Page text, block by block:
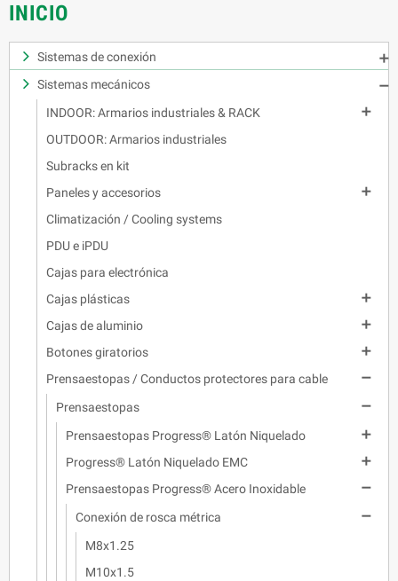
INICIO
Sistemas de conexión

Sistemas mecánicos

INDOOR: Armarios industriales & RACK

OUTDOOR: Armarios industriales
Subracks en kit
Paneles y accesorios

Climatización / Cooling systems
PDU e iPDU
Cajas para electrónica
Cajas plásticas

Cajas de aluminio

Botones giratorios

Prensaestopas / Conductos protectores para cable

Prensaestopas 
Prensaestopas Progress® Latón Niquelado

Progress® Latón Niquelado EMC

Prensaestopas Progress® Acero Inoxidable

Conexión de rosca métrica 
M8x1.25
M10x1.5